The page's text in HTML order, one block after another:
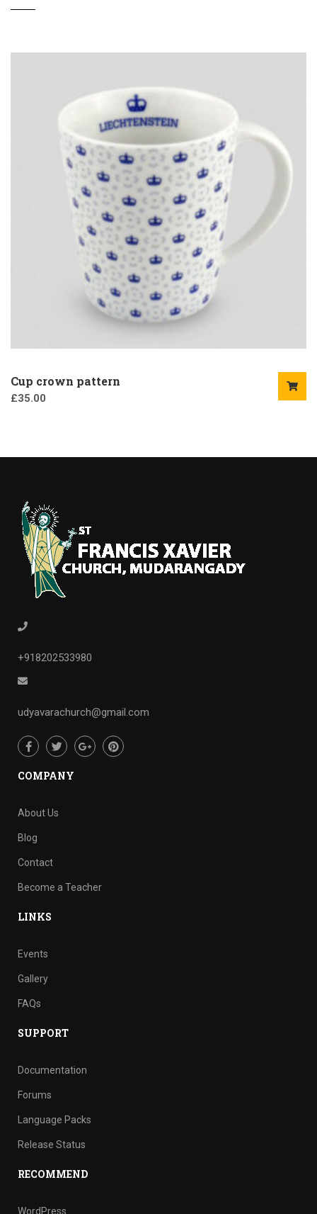
Cup crown pattern
£35.00
+918202533980
udyavarachurch@gmail.com
COMPANY
About Us
Blog
Contact
Become a Teacher
LINKS
Events
Gallery
FAQs
SUPPORT
Documentation
Forums
Language Packs
Release Status
RECOMMEND
WordPress